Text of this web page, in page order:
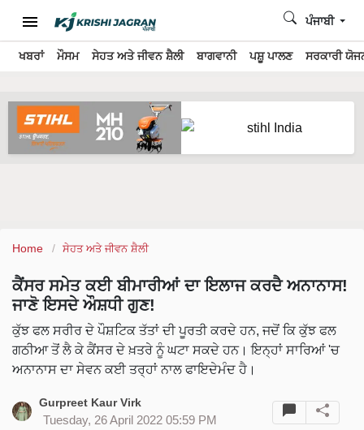
ਖਬਰਾਂ ਮੌਸਮ ਸੇਹਤ ਅਤੇ ਜੀਵਨ ਸ਼ੈਲੀ ਬਾਗਵਾਨੀ ਪਸ਼ੂ ਪਾਲਣ ਸਰਕਾਰੀ
ਪੰਜਾਬੀ
Home ਸੇਹਤ ਅਤੇ ਜੀਵਨ ਸ਼ੈਲੀ
ਕੈਂਸਰ ਸਮੇਤ ਕਈ ਬੀਮਾਰੀਆਂ ਦਾ ਇਲਾਜ ਕਰਦੈ ਅਨਾਨਾਸ!
ਜਾਣੋ ਇਸਦੇ ਔਸ਼ਧੀ ਗੁਣ!
ਕੁੱਝ ਫਲ ਸਰੀਰ ਦੇ ਪੌਸ਼ਟਿਕ ਤੱਤਾਂ ਦੀ ਪੂਰਤੀ ਕਰਦੇ ਹਨ, ਜਦੋਂ ਕਿ ਕੁੱਝ ਫਲ
ਗਠੀਆ ਤੋਂ ਲੈ ਕੇ ਕੈਂਸਰ ਦੇ ਖ਼ਤਰੇ ਨੂੰ ਘਟਾ ਸਕਦੇ ਹਨ। ਇਨ੍ਹਾਂ ਸਾਰਿਆਂ 'ਚ
ਅਨਾਨਾਸ ਦਾ ਸੇਵਨ ਕਈ ਤਰ੍ਹਾਂ ਨਾਲ ਫਾਇਦੇਮੰਦ ਹੈ।
Gurpreet Kaur Virk
Tuesday, 26 April 2022 05:59 PM